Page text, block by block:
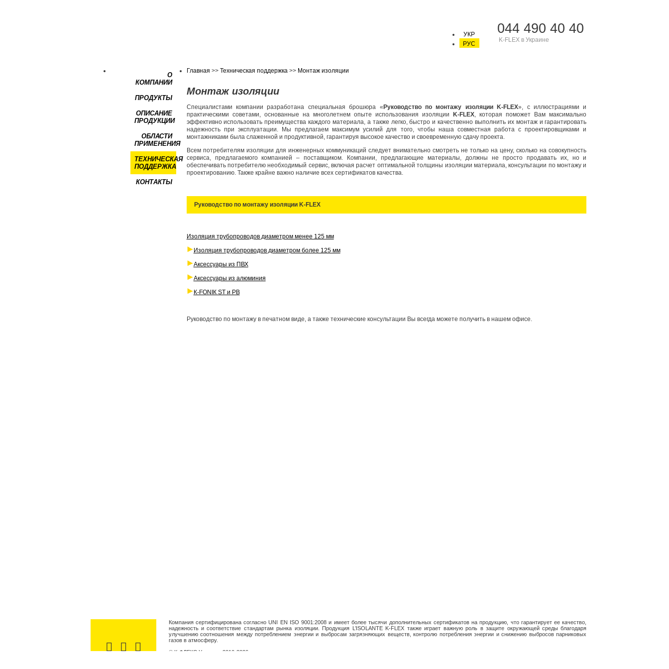
044 490 40 40
K-FLEX в Украине
УКР
РУС
О
КОМПАНИИ
ПРОДУКТЫ
ОПИСАНИЕ
ПРОДУКЦИИ
ОБЛАСТИ
ПРИМЕНЕНИЯ
ТЕХНИЧЕСКАЯ
ПОДДЕРЖКА
КОНТАКТЫ
Главная >> Техническая поддержка>> Монтаж изоляции
Монтаж изоляции
Специалистами компании разработана специальная брошюра « Руководство по монтажу изоляции K-FLEX», с иллюстрациями и
практическими советами, основанные на многолетнем опыте использования изоляции
K-FLEX, которая поможет Вам максимально
эффективно использовать преимущества каждого материала, а также легко, быстро и качественно выполнить их монтаж и гарантировать
надежность при эксплуатации. Мы предлагаем максимум усилий для того, чтобы наша совместная работа с проектировщиками и
монтажниками была слаженной и продуктивной, гарантируя высокое качество и своевременную сдачу проекта.
Всем потребителям изоляции для инженерных коммуникаций следует внимательно смотреть не только на цену, сколько на совокупность
сервиса, предлагаемого компанией – поставщиком. Компании, предлагающие материалы, должны не просто продавать их, но и
обеспечивать потребителю необходимый сервис, включая расчет оптимальной толщины изоляции материала, консультации по монтажу и
проектированию. Также крайне важно наличие всех сертификатов качества.
Руководство по монтажу изоляции K-FLEX
Изоляция трубопроводов диаметром менее 125 мм
Изоляция трубопроводов диаметром более 125 мм
Аксессуары из ПВХ
Аксессуары из алюминия
К-FОNIК ST и РВ
Руководство по монтажу в печатном виде, а также технические консультации Вы всегда можете получить в нашем офисе.
Компания сертифицирована согласно UNI EN ISO 9001:2008 и имеет более тысячи дополнительных сертификатов на продукцию, что гарантирует ее качество,
надежность и соответствие стандартам рынка изоляции. Продукция L’ISOLANTE K-FLEX также играет важную роль в защите окружающей среды благодаря
улучшению соотношения между потреблением энергии и выбросам загрязняющих веществ, контролю потребления энергии и снижению выбросов парниковых
газов в атмосферу.
© К-ФЛЕКС Украина, 2010-2026